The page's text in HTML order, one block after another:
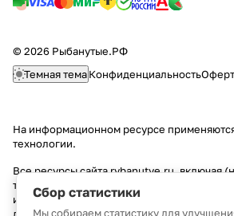
© 2026 Рыбанутые.РФ
Сбор статистики
Мы собираем статистику для
Темная темаКонфиденциальность
На информационном ресурсе
технологии.
Все ресурсы сайта rybanutye.ru, включая
текстовую, графическую,
информацию, структуру, дизайн и